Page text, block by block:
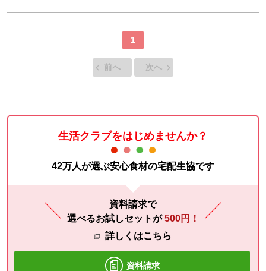
1
前へ 次へ
生活クラブをはじめませんか？
42万人が選ぶ安心食材の宅配生協です
資料請求で
選べるお試しセットが500円！
詳しくはこちら
資料請求